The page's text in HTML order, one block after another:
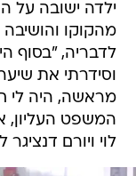
ילדה ישובה על
מהקוקו
לדבריה, "בסוף
וסידרתי את
מראשה, היה לי
המשפט העליון,
לוי ויורם